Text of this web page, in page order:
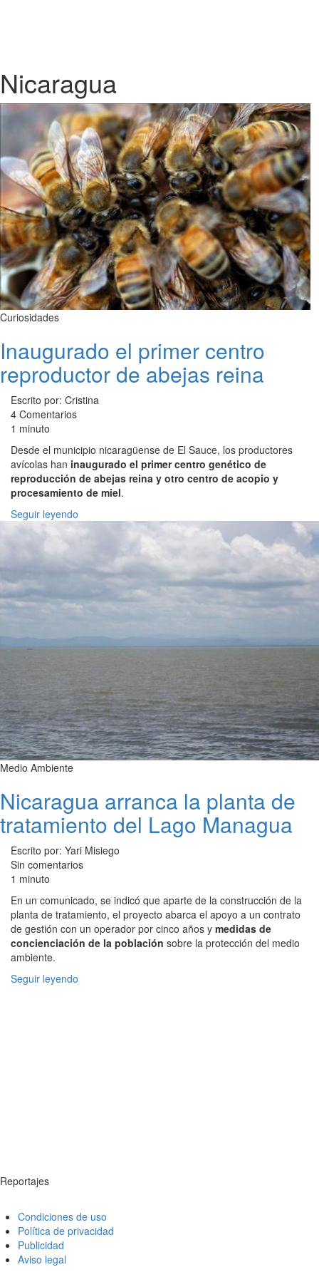
Nicaragua
Curiosidades
Inaugurado el primer centro
reproductor de abejas reina
Escrito por: Cristina
4 Comentarios
1 minuto
Desde el municipio nicaragüense de El Sauce, los productores
avícolas han inaugurado el primer centro genético de
reproducción de abejas reina y otro centro de acopio y
procesamiento de miel.
Seguir leyendo
Medio Ambiente
Nicaragua arranca la planta de
tratamiento del Lago Managua
Escrito por: Yari Misiego
Sin comentarios
1 minuto
En un comunicado, se indicó que aparte de la construcción de la
planta de tratamiento, el proyecto abarca el apoyo a un contrato
de gestión con un operador por cinco años y medidas de
concienciación de la población sobre la protección del medio
ambiente.
Seguir leyendo
Reportajes
Condiciones de uso
Política de privacidad
Publicidad
Aviso legal